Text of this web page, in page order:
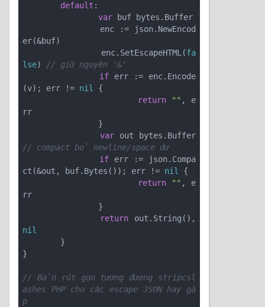
default :
var buf bytes.Buffer
er(&buf)
		enc.SetEscapeHTML(
fa
lse) // giữ nguyên '&'
if err := enc.Encode
(v); err != nil {
return
"" , e
rr
var
out bytes.Buffer
// compact bỏ newline/space dư
if err := json.Compa
ct(&out, buf.Bytes()); err != nil {
return
"" , e
rr
return
nil
}
// Bản rút gọn tương đương stripcsl
ashes PHP cho các escape JSON hay gặ
p